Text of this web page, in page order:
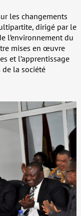
les changements
dirigé par le
l’environnement du
mises en œuvre
et l’apprentissage
de la société